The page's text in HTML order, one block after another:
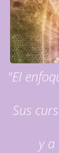
"El
Sus
y